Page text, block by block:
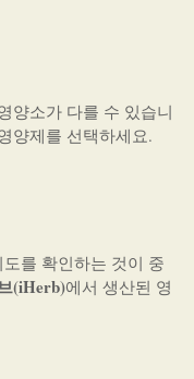
양소가 다를 수 있습니
양제를 선택하세요.
를 확인하는 것이 중
(iHerb)에서 생산된 영